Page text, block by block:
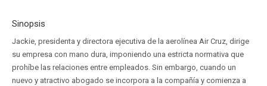
Sinopsis
Jackie, presidenta y directora ejecutiva de la aerolínea Air Cruz, dirige
su empresa con mano dura, imponiendo una estricta normativa que
prohíbe las relaciones entre empleados. Sin embargo, cuando un
nuevo y atractivo abogado se incorpora a la compañía y comienza a